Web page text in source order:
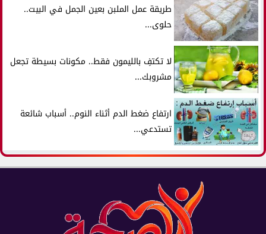
طريقة عمل الملبن بعين الجمل في البيت..
حلوى...
لا تكتفِ بالليمون فقط.. مكونات بسيطة تجعل
مشروبك...
ارتفاع ضغط الدم أثناء النوم.. أسباب شائعة
تستدعي...